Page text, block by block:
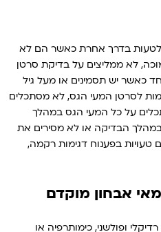
לטעות בדרך אחרת כאשר הם לא
לא ממליצים על בדיקת סרטן
כאשר יש תסמינים או מעל גיל
לסרטן המעי הגס, לא מסתכלים
על כל המעי הגס במהלך
במהלך הבדיקה או לא מסירים את
טעויות בפענוח דגימות רקמה,
אבחון מוקדם
ופולשני, כימותרפיה או